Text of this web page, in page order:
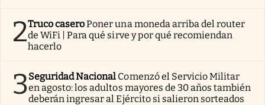
2Truco caseroPoner una moneda arriba del router
de WiFi | Para qué sirve y por qué recomiendan
hacerlo
3Seguridad Nacional Comenzó el Servicio Militar
en agosto: los adultos mayores de 30 años también
deberán ingresar al Ejército si salieron sorteados